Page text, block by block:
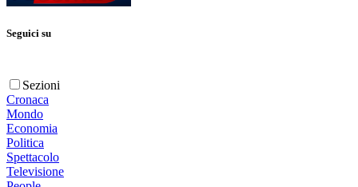
Seguici su
Sezioni
Cronaca
Mondo
Economia
Politica
Spettacolo
Televisione